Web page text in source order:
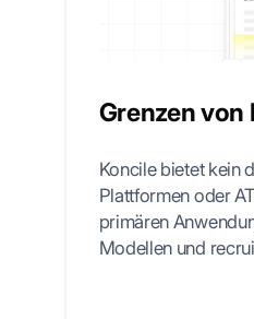
Grenzen von
Koncile bietet kein
Plattformen oder
primären
Modellen und